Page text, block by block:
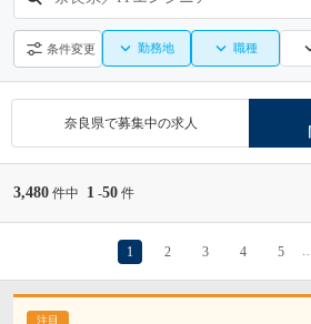
条件変更 勤務地 職種
奈良県で募集中の求人
3,480 件中 1 -50 件
1 2 3 4 5